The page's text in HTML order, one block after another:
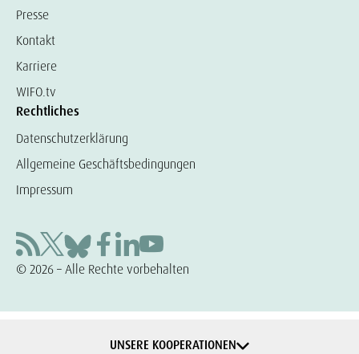
Presse
Kontakt
Karriere
WIFO.tv
Rechtliches
Datenschutzerklärung
Allgemeine Geschäftsbedingungen
Impressum
© 2026 – Alle Rechte vorbehalten
UNSERE KOOPERATIONEN